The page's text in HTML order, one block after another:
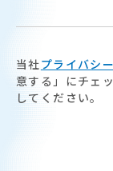
当社プライバシ
意する」にチェ
してください。